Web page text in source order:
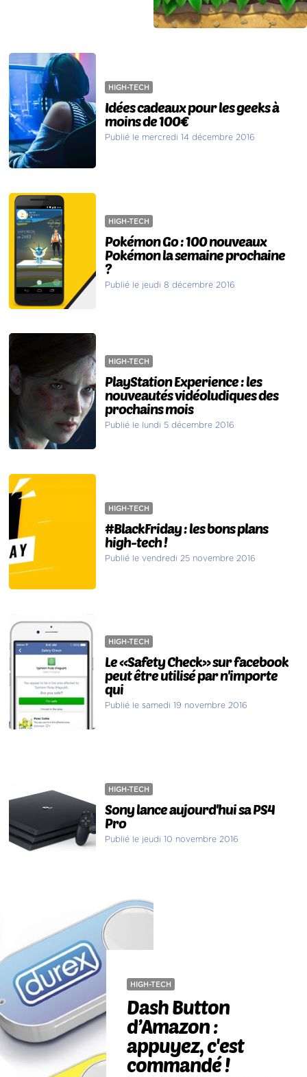
HIGH-TECH
Idées cadeaux pour les geeks à
moins de 100€
Publié le mercredi 14 décembre 2016
HIGH-TECH
Pokémon Go : 100 nouveaux
Pokémon la semaine prochaine
?
Publié le jeudi 8 décembre 2016
HIGH-TECH
PlayStation Experience : les
nouveautés vidéoludiques des
prochains mois
Publié le lundi 5 décembre 2016
HIGH-TECH
#BlackFriday : les bons plans
high-tech !
Publié le vendredi 25 novembre 2016
HIGH-TECH
Le «Safety Check» sur facebook
peut être utilisé par n'importe
qui
Publié le samedi 19 novembre 2016
HIGH-TECH
Sony lance aujourd'hui sa PS4
Pro
Publié le jeudi 10 novembre 2016
HIGH-TECH
Dash Button
d’Amazon :
appuyez, c'est
commandé !